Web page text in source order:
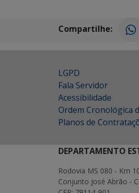
Compartilhe:
LGPD
Fala Servidor
Acessibilidade
Ordem Cronológica
Planos de
DEPARTAMENTO
Rodovia MS 080 - Km
Conjunto José Abrão -